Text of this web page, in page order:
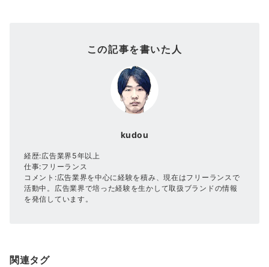
この記事を書いた人
kudou
経歴:広告業界5年以上
仕事:フリーランス
コメント:広告業界を中心に経験を積み、現在はフリーランスで
活動中。広告業界で培った経験を生かして取扱ブランドの情報
を発信しています。
関連タグ